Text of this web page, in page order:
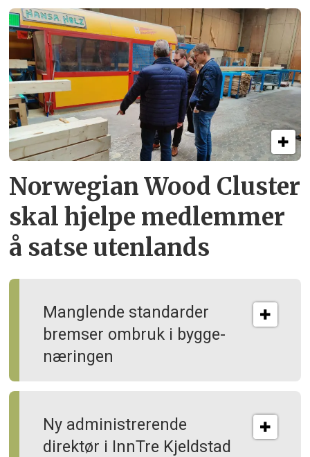
Norwegian Wood Cluster
skal hjelpe medlemmer
å satse utenlands
Manglende standarder
bremser ombruk i bygge­
næringen
Ny administrerende
direktør i InnTre Kjeldstad